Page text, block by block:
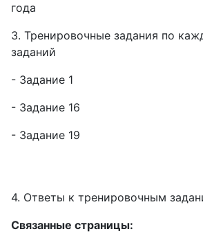
года
3. Тренировочные задания по
заданий
- Задание 1
- Задание 16
- Задание 19
4. Ответы к тренировочным
Связанные страницы: